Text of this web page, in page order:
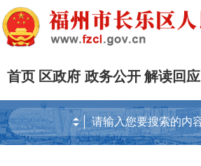
首页 区政府 政务公开 解读回应